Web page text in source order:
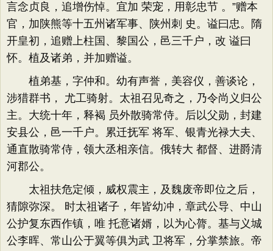
言念贞良，追增伤悼。宜加 荣宠，用彰忠节 。”赠本
官，加陕熊等十五州诸军事、陕州刺 史。谥曰忠。隋
开皇初，追赠上柱国、黎国公，邑三千户，改 谥曰
怀。植及诸弟，并加赠谥。
植弟基，字仲和。幼有声誉，美容仪，善谈论，
涉猎群书， 尤工骑射。太祖召见奇之，乃令尚义归公
主。大统十年，释褐 员外散骑常侍。后以父勋，封建
安县公，邑一千户。累迁抚军 将军、银青光禄大夫、
通直散骑常侍，领大丞相亲信。俄转大 都督、进爵清
河郡公。
太祖扶危定倾，威权震主，及魏废帝即位之后，
猜隙弥深。 时太祖诸子，年皆幼冲，章武公导、中山
公护复东西作镇，唯 托意诸婿，以为心膂。基与义城
公李晖、常山公于翼等俱为武 卫将军，分掌禁旅。帝